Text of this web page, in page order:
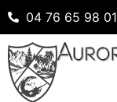
04 76 65 98 01